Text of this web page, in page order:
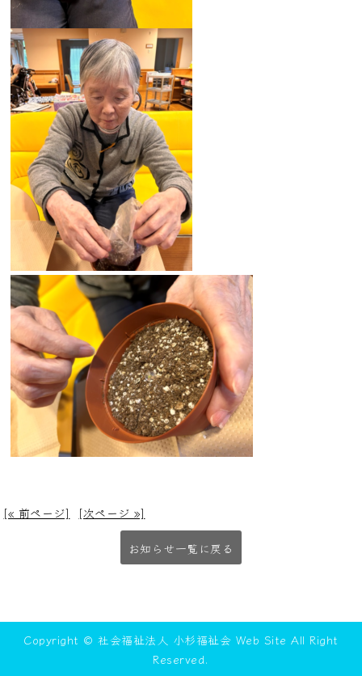
[« 前ページ] [次ページ »]
お知らせ一覧に戻る
Copyright © 社会福祉法人 小杉福祉会 Web Site All Right
Reserved.